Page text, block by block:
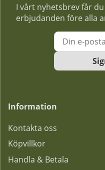
I vårt nyhetsbrev får
erbjudanden före alla
Information
Kontakta oss
Köpvillkor
Handla & Betala